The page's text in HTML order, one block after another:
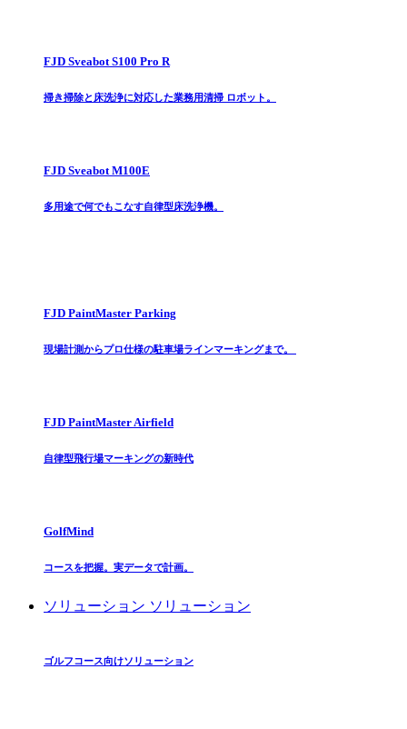
FJD Sveabot S100 Pro R
掃き掃除と床洗浄に対応した業務用清掃 ロボット。
FJD Sveabot M100E
多用途で何でもこなす自律型床洗浄機。
FJD PaintMaster Parking
現場計測からプロ仕様の駐車場ラインマーキングまで。
FJD PaintMaster Airfield
自律型飛行場マーキングの新時代
GolfMind
コースを把握。実データで計画。
ソリューション ソリューション
ゴルフコース向けソリューション